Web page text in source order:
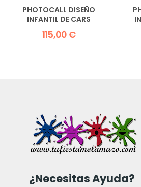
PHOTOCALL DISEÑO
INFANTIL DE CARS
115,00 €
¿Necesitas Ayuda?